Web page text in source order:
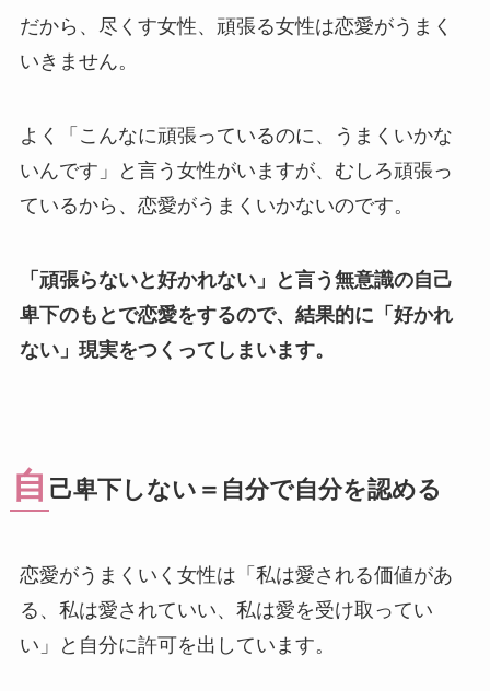
だから、尽くす女性、頑張る女性は恋愛がうまく
いきません。
よく「こんなに頑張っているのに、うまくいかな
いんです」と言う女性がいますが、むしろ頑張っ
ているから、恋愛がうまくいかないのです。
「頑張らないと好かれない」と言う無意識の自己
卑下のもとで恋愛をするので、結果的に「好かれ
ない」現実をつくってしまいます。
自 己卑下しない＝自分で自分を認める
恋愛がうまくいく女性は「私は愛される価値があ
る、私は愛されていい、私は愛を受け取ってい
い」と自分に許可を出しています。